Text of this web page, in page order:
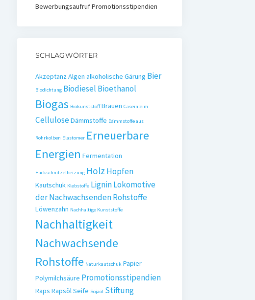
Bewerbungsaufruf Promotionsstipendien
SCHLAGWÖRTER
Akzeptanz Algen alkoholische Gärung Bier
Biodichtung Biodiesel Bioethanol
Biogas Biokunststoff Brauen Caseinleim
CelluloseDämmstoffe Dämmstoffe aus
Rohrkolben Elastomer Erneuerbare
Energien Fermentation
Hackschnitzelheizung Holz Hopfen
Kautschuk Klebstoffe LigninLokomotive
der Nachwachsenden Rohstoffe
Löwenzahn Nachhaltige Kunststoffe
Nachhaltigkeit
Nachwachsende
Rohstoffe Naturkautschuk Papier
Polymilchsäure Promotionsstipendien
Raps RapsölSeife Sojaöl Stiftung